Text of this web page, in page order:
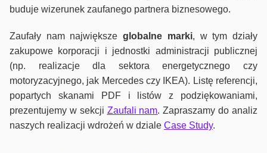
buduje wizerunek zaufanego partnera biznesowego.
Zaufały nam największeglobalne marki, w tym działy
zakupowe korporacji i jednostki administracji publicznej
(np. realizacje dla sektora energetycznego czy
motoryzacyjnego, jak Mercedes czy IKEA). Listę referencji,
popartych skanami PDF i listów z podziękowaniami,
prezentujemy w sekcji Zaufali nam. Zapraszamy do analiz
naszych realizacji wdrożeń w dziale Case Study.